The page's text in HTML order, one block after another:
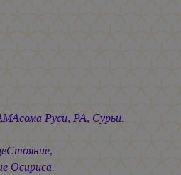
Руси, РА, Сурьи.
Осириса.